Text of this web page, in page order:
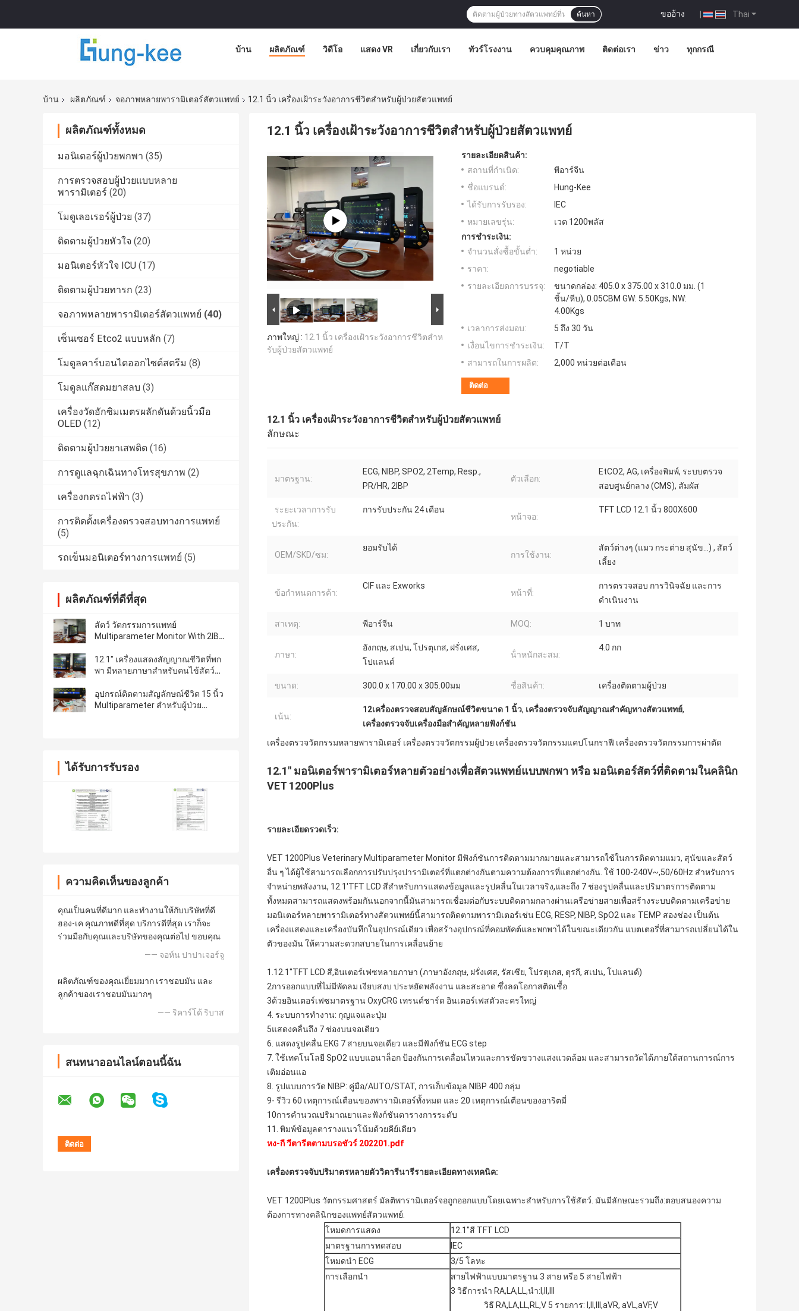
Thai
ขออ้าง |
ค้นหา
บ้าน ผลิตภัณฑ์ วิดีโอ แสดง VR เกี่ยวกับเรา ทัวร์โรงงาน ควบคุมคุณภาพ ติดต่อเรา ข่าว ทุกกรณี
บ้าน ผลิตภัณฑ์ จอภาพหลายพารามิเตอร์สัตวแพทย์ 12.1 นิ้ว เครื่องเฝ้าระวังอาการชีวิตสําหรับผู้ป่วยสัตวแพทย์
ผลิตภัณฑ์ทั้งหมด
มอนิเตอร์ผู้ป่วยพกพา (35)
การตรวจสอบผู้ป่วยแบบหลาย
พารามิเตอร์ (20)
โมดูเลอเรอร์ผู้ป่วย (37)
ติดตามผู้ป่วยหัวใจ (20)
มอนิเตอร์หัวใจ ICU (17)
ติดตามผู้ป่วยทารก (23)
จอภาพหลายพารามิเตอร์สัตวแพทย์ (40)
เซ็นเซอร์ Etco2 แบบหลัก (7)
โมดูลคาร์บอนไดออกไซด์สตรีม (8)
โมดูลแก๊สดมยาสลบ (3)
เครื่องวัดอักซิมเมตรผลักดันด้วยนิ้วมือ
OLED (12)
ติดตามผู้ป่วยยาเสพติด (16)
การดูแลฉุกเฉินทางโทรสุขภาพ (2)
เครื่องกดรถไฟฟ้า (3)
การติดตั้งเครื่องตรวจสอบทางการแพทย์
(5)
รถเข็นมอนิเตอร์ทางการแพทย์ (5)
ผลิตภัณฑ์ที่ดีที่สุด
สัตว์ วัตกรรมการแพทย์
Multiparameter Monitor With 2IBP
12.1" เครื่องแสดงสัญญาณชีวิตที่พก
พา มีหลายภาษาสําหรับคนไข้สัตว์
อุปกรณ์ติดตามสัญลักษณ์ชีวิต 15 นิ้ว
Multiparameter สําหรับผู้ป่วย
ได้รับการรับรอง
ความคิดเห็นของลูกค้า
คุณเป็นคนที่ดีมาก และทํางานให้กับบริษัทที่ดี
ฮอง-เค คุณภาพดีที่สุด บริการดีที่สุด เราก็จะ
ร่วมมือกับคุณและบริษัทของคุณต่อไป ขอบคุณ
—— จอห์น ปาปาเจอร์จู
ผลิตภัณฑ์ของคุณเยี่ยมมาก เราชอบมัน และ
ลูกค้าของเราชอบมันมากๆ
—— ริคาร์โด้ ริบาส
สนทนาออนไลน์ตอนนี้ฉัน
12.1 นิ้ว เครื่องเฝ้าระวังอาการชีวิตสําหรับผู้ป่วยสัตวแพทย์
ภาพใหญ่ : 12.1 นิ้ว เครื่องเฝ้าระวังอาการชีวิตสําห
รับผู้ป่วยสัตวแพทย์
รายละเอียดสินค้า:
สถานที่กำเนิด:
พีอาร์จีน
ชื่อแบรนด์:
Hung-Kee
ได้รับการรับรอง:
IEC
หมายเลขรุ่น:
เวต 1200พลัส
การชำระเงิน:
จำนวนสั่งซื้อขั้นต่ำ:
1 หน่วย
ราคา:
negotiable
รายละเอียดการบรรจุ:
ขนาดกล่อง: 405.0 x 375.00 x 310.0 มม. (1
ชิ้น/หีบ), 0.05CBM GW: 5.50Kgs, NW:
4.00Kgs
เวลาการส่งมอบ:
5 ถึง 30 วัน
เงื่อนไขการชำระเงิน:
T/T
สามารถในการผลิต:
2,000 หน่วยต่อเดือน
ติดต่อ
12.1 นิ้ว เครื่องเฝ้าระวังอาการชีวิตสําหรับผู้ป่วยสัตวแพทย์
ลักษณะ
มาตรฐาน:
ECG, NIBP, SPO2, 2Temp, Resp.,
PR/HR, 2IBP
ตัวเลือก:
EtCO2, AG, เครื่องพิมพ์, ระบบตรวจ
สอบศูนย์กลาง (CMS), สัมผัส
ระยะเวลาการรับ
ประกัน:
การรับประกัน 24 เดือน
หน้าจอ:
TFT LCD 12.1 นิ้ว 800X600
OEM/SKD/ซม:
ยอมรับได้
การใช้งาน:
สัตว์ต่างๆ (แมว กระต่าย สุนัข...) , สัตว์
เลี้ยง
ข้อกำหนดการค้า:
CIF และ Exworks
หน้าที่:
การตรวจสอบ การวินิจฉัย และการ
ดำเนินงาน
สาเหตุ: พีอาร์จีน MOQ: 1 บาท
ภาษา:
อังกฤษ, สเปน, โปรตุเกส, ฝรั่งเศส,
โปแลนด์
น้ําหนักสะสม:
4.0 กก
ขนาด: 300.0 x 170.00 x 305.00มม ชื่อสินค้า: เครื่องติดตามผู้ป่วย
เน้น:
12เครื่องตรวจสอบสัญลักษณ์ชีวิตขนาด 1 นิ้ว, เครื่องตรวจจับสัญญาณสําคัญทางสัตวแพทย์,
เครื่องตรวจจับเครื่องมือสําคัญหลายฟังก์ชัน
เครื่องตรวจวัตกรรมหลายพารามิเตอร์ เครื่องตรวจวัตกรรมผู้ป่วย เครื่องตรวจวัตกรรมแคปโนกราฟี เครื่องตรวจวัตกรรมการผ่าตัด
12.1" มอนิเตอร์พารามิเตอร์หลายตัวอย่างเพื่อสัตวแพทย์แบบพกพา หรือ มอนิเตอร์สัตว์ที่ติดตามในคลินิก
VET 1200Plus
รายละเอียดรวดเร็ว:
VET 1200Plus Veterinary Multiparameter Monitor มีฟังก์ชันการติดตามมากมายและสามารถใช้ในการติดตามแมว, สุนัขและสัตว์
อื่น ๆ ได้ผู้ใช้สามารถเลือกการปรับปรุงปารามิเตอร์ที่แตกต่างกันตามความต้องการที่แตกต่างกัน. ใช้ 100-240V~,50/60Hz สําหรับการ
จําหน่ายพลังงาน, 12.1'TFT LCD สีสําหรับการแสดงข้อมูลและรูปคลื่นในเวลาจริง,และถึง 7 ช่องรูปคลื่นและปริมาตรการติดตาม
ทั้งหมดสามารถแสดงพร้อมกันนอกจากนี้มันสามารถเชื่อมต่อกับระบบติดตามกลางผ่านเครือข่ายสายเพื่อสร้างระบบติดตามเครือข่าย
มอนิเตอร์หลายพารามิเตอร์ทางสัตวแพทย์นี้สามารถติดตามพารามิเตอร์เช่น ECG, RESP, NIBP, SpO2 และ TEMP สองช่อง เป็นต้น
เครื่องแสดงและเครื่องบันทึกในอุปกรณ์เดียว เพื่อสร้างอุปกรณ์ที่คอมพัคต์และพกพาได้ในขณะเดียวกัน แบตเตอรี่ที่สามารถเปลี่ยนได้ใน
ตัวของมัน ให้ความสะดวกสบายในการเคลื่อนย้าย
1.12.1''TFT LCD สี,อินเตอร์เฟซหลายภาษา (ภาษาอังกฤษ, ฝรั่งเศส, รัสเซีย, โปรตุเกส, ตุรกี, สเปน, โปแลนด์)
2การออกแบบที่ไม่มีพัดลม เงียบสงบ ประหยัดพลังงาน และสะอาด ซึ่งลดโอกาสติดเชื้อ
3ด้วยอินเตอร์เฟซมาตรฐาน OxyCRG เทรนด์ชาร์ด อินเตอร์เฟสตัวละครใหญ่
4. ระบบการทํางาน: กุญแจและปุ่ม
5แสดงคลื่นถึง 7 ช่องบนจอเดียว
6. แสดงรูปคลื่น EKG 7 สายบนจอเดียว และมีฟังก์ชัน ECG step
7. ใช้เทคโนโลยี SpO2 แบบแอนาล็อก ป้องกันการเคลื่อนไหวและการขัดขวางแสงแวดล้อม และสามารถวัดได้ภายใต้สถานการณ์การ
เติมอ่อนแอ
8. รูปแบบการวัด NIBP: คู่มือ/AUTO/STAT, การเก็บข้อมูล NIBP 400 กลุ่ม
9- รีวิว 60 เหตุการณ์เตือนของพารามิเตอร์ทั้งหมด และ 20 เหตุการณ์เตือนของอาริตมี่
10การคํานวณปริมาณยาและฟังก์ชันตารางการระดับ
11. พิมพ์ข้อมูลตารางแนวโน้มด้วยคีย์เดียว
หง-กี วีตารีตตามบรอชัวร์ 202201.pdf
เครื่องตรวจจับปริมาตรหลายตัววิตารีนารีรายละเอียดทางเทคนิค:
VET 1200Plus วัตกรรมศาสตร์ มัลติพารามิเตอร์จอถูกออกแบบโดยเฉพาะสําหรับการใช้สัตว์. มันมีลักษณะรวมถึง:ตอบสนองความ
ต้องการทางคลินิกของแพทย์สัตวแพทย์.
โหมดการแสดง
12.1''สี TFT LCD
มาตรฐานการทดสอบ
IEC
โหมดนํา ECG
3/5 โลหะ
การเลือกนํา
สายไฟฟ้าแบบมาตรฐาน 3 สาย หรือ 5 สายไฟฟ้า
3 วิธีการนํา RA,LA,LL,นํา:I,II,III
วิธี RA,LA,LL,RL,V 5 รายการ: I,II,III,aVR, aVL,aVF,V